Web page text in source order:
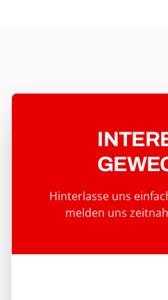
Hinterlasse uns
melden uns